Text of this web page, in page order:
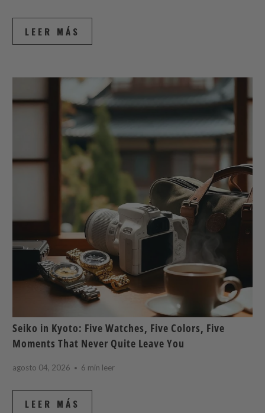
LEER MÁS
Seiko in Kyoto: Five Watches, Five Colors, Five
Moments That Never Quite Leave You
agosto 04, 2026 6 min leer
LEER MÁS